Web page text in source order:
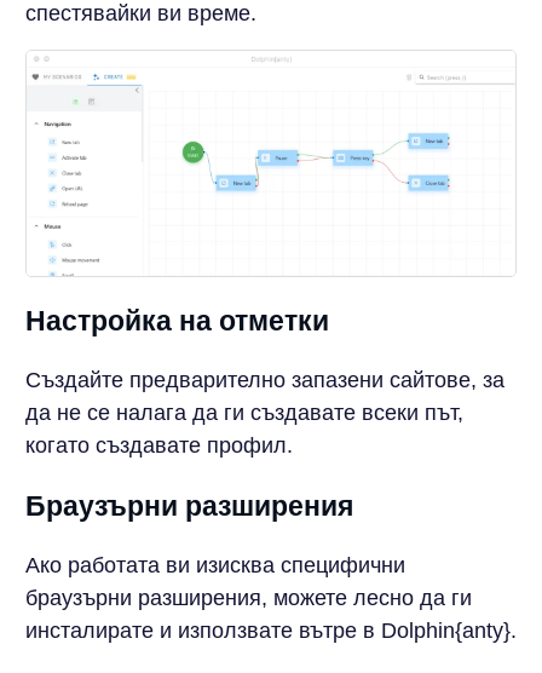
спестявайки ви време.
Настройка на отметки
Създайте предварително запазени сайтове, за
да не се налага да ги създавате всеки път,
когато създавате профил.
Браузърни разширения
Ако работата ви изисква специфични
браузърни разширения, можете лесно да ги
инсталирате и използвате вътре в Dolphin{anty}.